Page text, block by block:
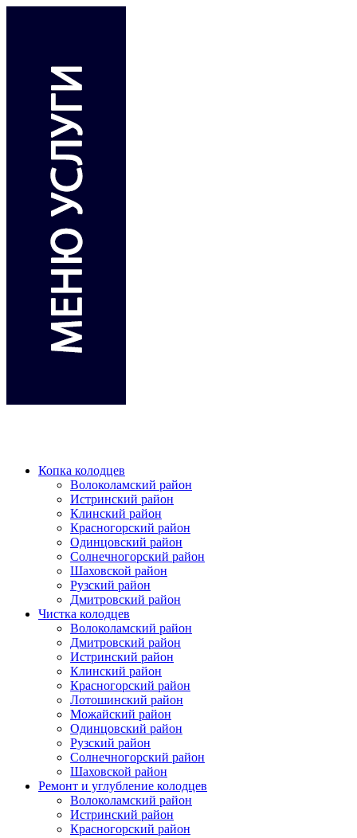
Копка колодцев
Волоколамский район
Истринский район
Клинский район
Красногорский район
Одинцовский район
Солнечногорский район
Шаховской район
Рузский район
Дмитровский район
Чистка колодцев
Волоколамский район
Дмитровский район
Истринский район
Клинский район
Красногорский район
Лотошинский район
Можайский район
Одинцовский район
Рузский район
Солнечногорский район
Шаховской район
Ремонт и углубление колодцев
Волоколамский район
Истринский район
Красногорский район